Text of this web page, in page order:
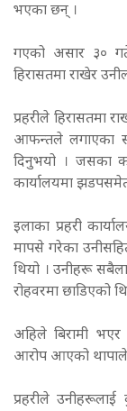
भएका छन् ।
गएको असार ३०
हिरासतमा राखेर
प्रहरीले हिरासतमा
आफन्तले लगाएका
दिनुभयो । जसका
कार्यालयमा
इलाका प्रहरी
मापसे गरेका
थियो । उनीहरू
रोहवरमा छाडिएको
अहिले बिरामी
आरोप आएको थापाले
प्रहरीले